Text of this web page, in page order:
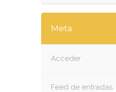
Meta
Acceder
Feed de entradas